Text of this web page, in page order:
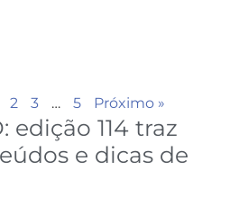
2 3 … 5 Próximo »
edição 114 traz
e dicas de